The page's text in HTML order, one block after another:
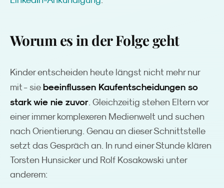
Worum es in der Folge geht
Kinder entscheiden heute längst nicht mehr nur
mit - sie beeinflussen Kaufentscheidungen so
stark wie nie zuvor. Gleichzeitig stehen Eltern vor
einer immer komplexeren Medienwelt und suchen
nach Orientierung. Genau an dieser Schnittstelle
setzt das Gespräch an. In rund einer Stunde klären
Torsten Hunsicker und Rolf Kosakowski unter
anderem: